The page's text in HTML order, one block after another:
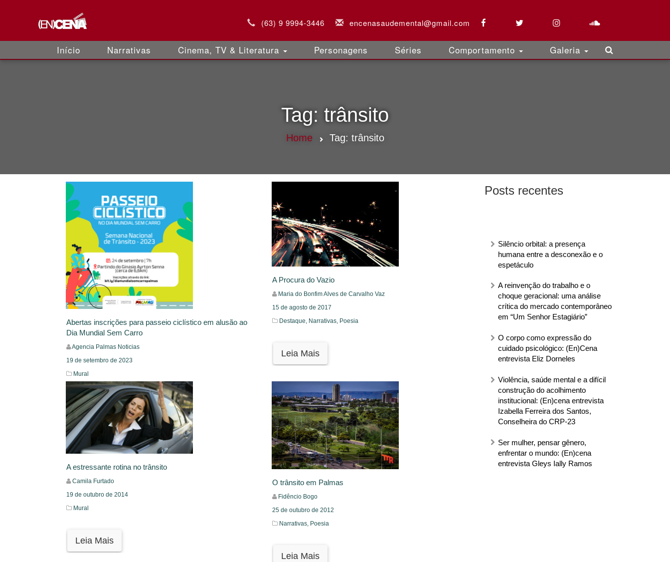
(63) 9 9994-3446 encenasaudemental@gmail.com
Início Narrativas Cinema, TV & Literatura Personagens Séries Comportamento Galeria
Tag: trânsito
Home Tag: trânsito
Posts recentes
Silêncio orbital: a presença
humana entre a desconexão e o
espetáculo
A reinvenção do trabalho e o
choque geracional: uma análise
crítica do mercado contemporâneo
em “Um Senhor Estagiário”
O corpo como expressão do
cuidado psicológico: (En)Cena
entrevista Eliz Dorneles
Violência, saúde mental e a difícil
construção do acolhimento
institucional: (En)cena entrevista
Izabella Ferreira dos Santos,
Conselheira do CRP-23
Ser mulher, pensar gênero,
enfrentar o mundo: (En)cena
entrevista Gleys Ially Ramos
Abertas inscrições para passeio ciclístico em alusão ao
Dia Mundial Sem Carro
Agencia Palmas Noticias
19 de setembro de 2023
Mural
Leia Mais
A Procura do Vazio
Maria do Bonfim Alves de Carvalho Vaz
15 de agosto de 2017
Destaque, Narrativas, Poesia
Leia Mais
A estressante rotina no trânsito
Camila Furtado
19 de outubro de 2014
Mural
Leia Mais
O trânsito em Palmas
Fidêncio Bogo
25 de outubro de 2012
Narrativas, Poesia
Leia Mais